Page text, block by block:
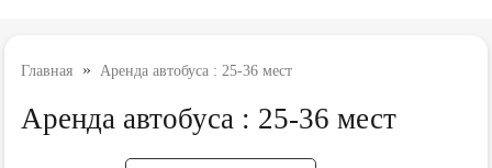
Главная » Аренда автобуса : 25-36 мест
Аренда автобуса : 25-36 мест